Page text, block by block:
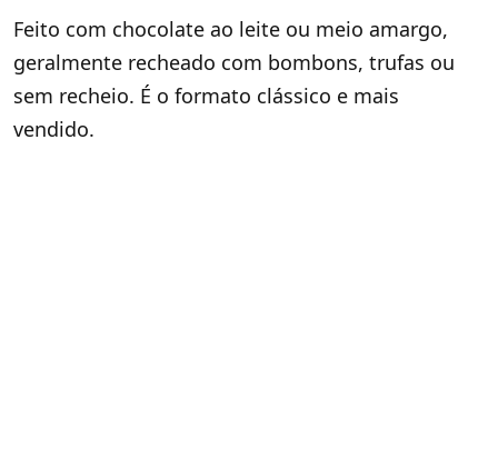
Feito com chocolate ao leite ou meio amargo,
geralmente recheado com bombons, trufas ou
sem recheio. É o formato clássico e mais
vendido.